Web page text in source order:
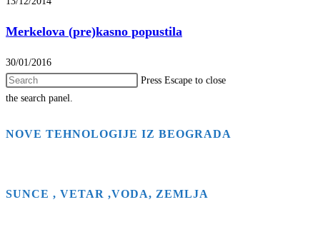
Merkelova (pre)kasno popustila
30/01/2016
Press Escape to close
the search panel.
NOVE TEHNOLOGIJE IZ BEOGRADA
SUNCE , VETAR ,VODA, ZEMLJA